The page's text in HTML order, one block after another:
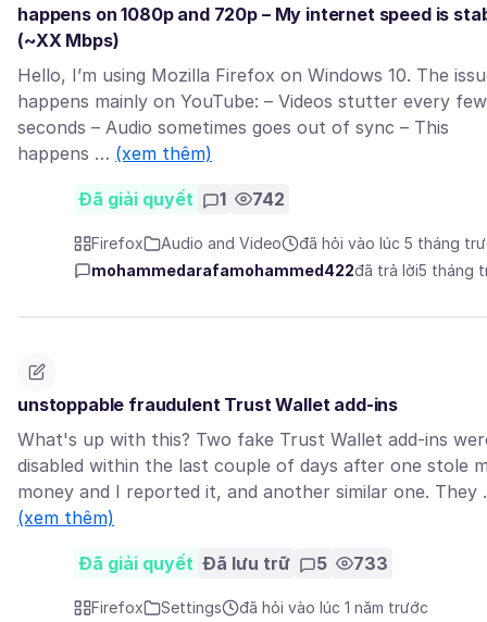
happens on 1080p and 720p – My internet speed is
(~XX Mbps)
Hello, I’m using Mozilla Firefox on Windows 10. The
happens mainly on YouTube: – Videos stutter every few
seconds – Audio sometimes goes out of sync – This
happens … (xem thêm)
Đã giải quyết 1 742
Firefox Audio and Video
đã hỏi vào lúc 5 tháng
mohammedarafamohammed422đã trả lời5 tháng
unstoppable fraudulent Trust Wallet add-ins
What's up with this? Two fake Trust Wallet add-ins
disabled within the last couple of days after one stole
money and I reported it, and another similar one. They
(xem thêm)
Đã giải quyết Đã lưu trữ 5 733
Firefox Settings
đã hỏi vào lúc 1 năm trước